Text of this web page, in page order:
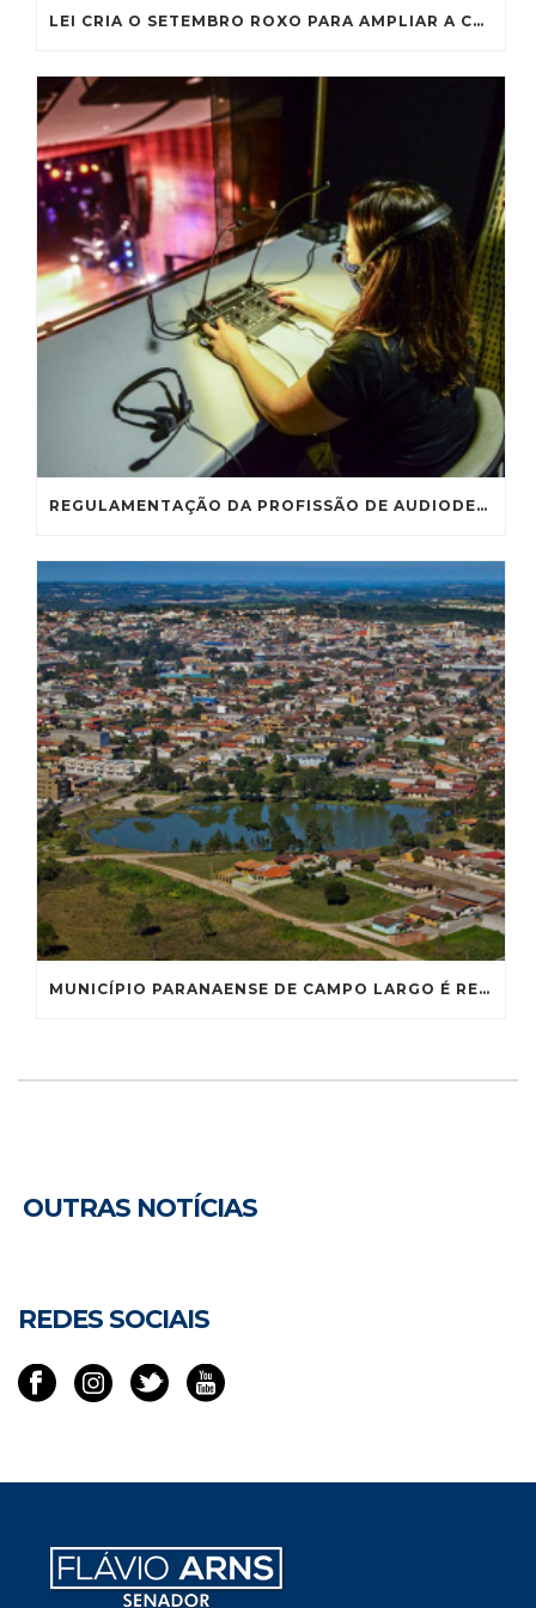
LEI CRIA O SETEMBRO ROXO PARA AMPLIAR A CONSCIENTIZAÇÃO SOBRE A FIBROSE CÍSTICA
REGULAMENTAÇÃO DA PROFISSÃO DE AUDIODESCRITOR VAI À CE
MUNICÍPIO PARANAENSE DE CAMPO LARGO É RECONHECIDO COMO CAPITAL NACIONAL DA LOUÇA
OUTRAS NOTÍCIAS
REDES SOCIAIS